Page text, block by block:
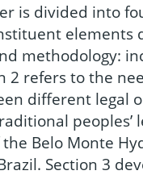
is divided into
methodology:
2 refers to the
different legal
peoples’
Belo Monte
Section 3